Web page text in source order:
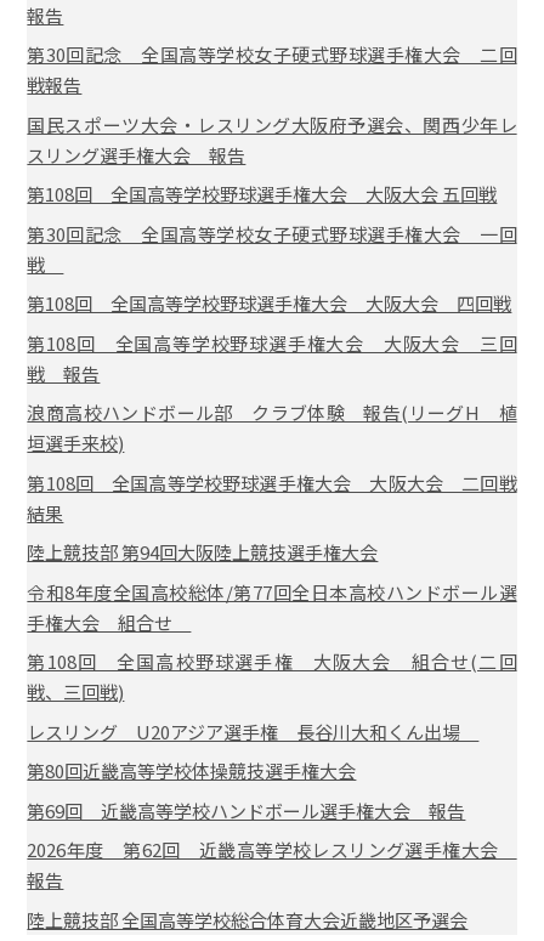
報告
第30回記念 全国高等学校女子硬式野球選手権大会 二回
戦報告
国民スポーツ大会・レスリング大阪府予選会、関西少年レ
スリング選手権大会 報告
第108回 全国高等学校野球選手権大会 大阪大会 五回戦
第30回記念 全国高等学校女子硬式野球選手権大会 一回
戦
第108回 全国高等学校野球選手権大会 大阪大会 四回戦
第108回 全国高等学校野球選手権大会 大阪大会 三回
戦 報告
浪商高校ハンドボール部 クラブ体験 報告(リーグH 植
垣選手来校)
第108回 全国高等学校野球選手権大会 大阪大会 二回戦
結果
陸上競技部 第94回大阪陸上競技選手権大会
令和8年度全国高校総体/第77回全日本高校ハンドボール選
手権大会 組合せ
第108回 全国高校野球選手権 大阪大会 組合せ(二回
戦、三回戦)
レスリング U20アジア選手権 長谷川大和くん出場
第80回近畿高等学校体操競技選手権大会
第69回 近畿高等学校ハンドボール選手権大会 報告
2026年度 第62回 近畿高等学校レスリング選手権大会
報告
陸上競技部 全国高等学校総合体育大会近畿地区予選会